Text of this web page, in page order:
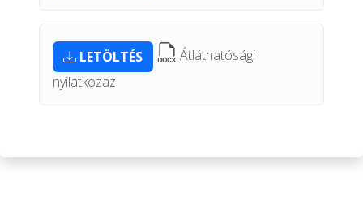
LETÖLTÉS
Átláthatósági
nyilatkozaz